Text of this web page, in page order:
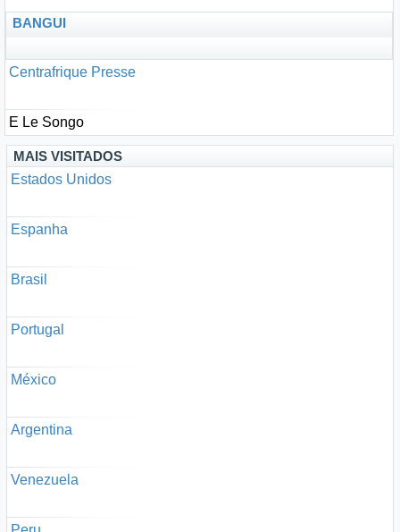
BANGUI
Centrafrique Presse
E Le Songo
MAIS VISITADOS
Estados Unidos
Espanha
Brasil
Portugal
México
Argentina
Venezuela